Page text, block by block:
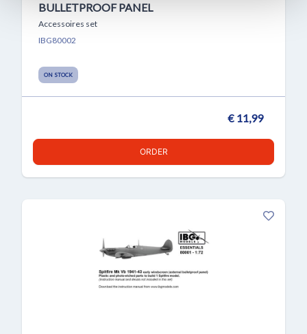
BULLETPROOF PANEL
Accessoires set
IBG80002
ON STOCK
€ 11,99
ORDER